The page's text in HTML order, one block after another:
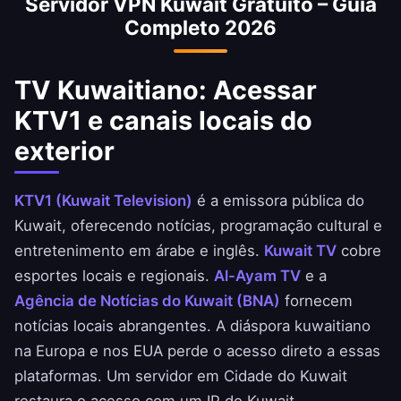
United Bank e BBK.Completo 2026
TV Kuwaitiano: Acessar
KTV1 e canais locais do
exterior
KTV1 (Kuwait Television) é a emissora pública do
Kuwait, oferecendo notícias, programação cultural e
entretenimento em árabe e inglês. Kuwait TV cobre
esportes locais e regionais. Al-Ayam TV e a
Agência de Notícias do Kuwait (BNA) fornecem
notícias locais abrangentes. A diáspora kuwaitiano
na Europa e nos EUA perde o acesso direto a essas
plataformas. Um servidor em Cidade do Kuwait